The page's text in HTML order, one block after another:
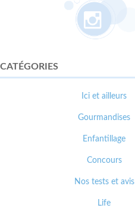
CATÉGORIES
Ici et ailleurs
Gourmandises
Enfantillage
Concours
Nos tests et avis
Life